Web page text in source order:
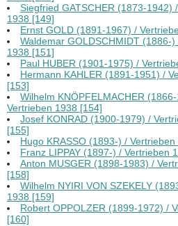
Siegfried GATSCHER (1873-1942)
1938 [149]
Ernst GOLD (1891-1967) /
Waldemar GOLDSCHMIDT (1886-)
1938 [151]
Paul HUBER (1901-1975) /
Hermann KAHLER (1891-1951) /
[153]
Wilhelm KNÖPFELMACHER
Vertrieben 1938 [154]
Josef KONRAD (1900-1979) /
[155]
Hugo KRASSO (1893-) /
Franz LIPPAY (1897-) / Vertrieben
Anton MUSGER (1898-1983) /
[158]
Wilhelm NYIRI VON SZEKELY
1938 [159]
Robert OPPOLZER (1899-1972) /
[160]